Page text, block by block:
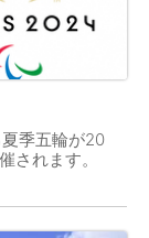
季五輪が20
されます。